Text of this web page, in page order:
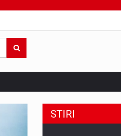
STIRI